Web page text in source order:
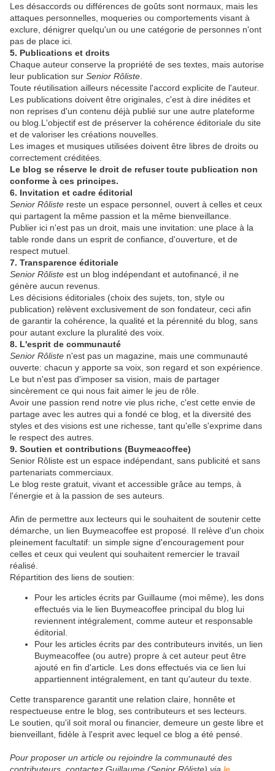
Les désaccords ou différences de goûts sont normaux, mais les
attaques personnelles, moqueries ou comportements visant à
exclure, dénigrer quelqu'un ou une catégorie de personnes n'ont
pas de place ici.
5. Publications et droits
Chaque auteur conserve la propriété de ses textes, mais autorise
leur publication sur Senior Rôliste
Toute réutilisation ailleurs nécessite l'accord explicite de l'auteur.
Les publications doivent être originales, c'est à dire inédites et
non reprises d'un contenu déjà publié sur une autre plateforme
ou blog.L'objectif est de préserver la cohérence éditoriale du site
et de valoriser les créations nouvelles.
Les images et musiques utilisées doivent être libres de droits ou
correctement créditées.
Le blog se réserve le droit de refuser toute publication non
conforme à ces principes.
6. Invitation et cadre éditorial
Senior Rôliste reste un espace personnel, ouvert à celles et ceux
qui partagent la même passion et la même bienveillance.
Publier ici n'est pas un droit, mais une invitation: une place à la
table ronde dans un esprit de confiance, d'ouverture, et de
respect mutuel.
7. Transparence éditoriale
Senior Rôliste est un blog indépendant et autofinancé, il ne
génère aucun revenus.
Les décisions éditoriales (choix des sujets, ton, style ou
publication) relèvent exclusivement de son fondateur, ceci afin
de garantir la cohérence, la qualité et la pérennité du blog, sans
pour autant exclure la pluralité des voix.
8. L'esprit de communauté
Senior Rôliste n'est pas un magazine, mais une communauté
ouverte: chacun y apporte sa voix, son regard et son expérience.
Le but n'est pas d'imposer sa vision, mais de partager
sincèrement ce qui nous fait aimer le jeu de rôle.
Avoir une passion rend notre vie plus riche, c'est cette envie de
partage avec les autres qui a fondé ce blog, et la diversité des
styles et des visions est une richesse, tant qu'elle s'exprime dans
le respect des autres.
9. Soutien et contributions (Buymeacoffee)
Senior Rôliste est un espace indépendant, sans publicité et sans
partenariats commerciaux.
Le blog reste gratuit, vivant et accessible grâce au temps, à
l'énergie et à la passion de ses auteurs.
Afin de permettre aux lecteurs qui le souhaitent de soutenir cette
démarche, un lien Buymeacoffee est proposé. Il relève d'un choix
pleinement facultatif: un simple signe d'encouragement pour
celles et ceux qui veulent qui souhaitent remercier le travail
réalisé.
Répartition des liens de soutien:
Pour les articles écrits par Guillaume (moi même), les dons
effectués via le lien Buymeacoffee principal du blog lui
reviennent intégralement, comme auteur et responsable
éditorial.
Pour les articles écrits par des contributeurs invités, un lien
Buymeacoffee (ou autre) propre à cet auteur peut être
ajouté en fin d'article. Les dons effectués via ce lien lui
appartiennent intégralement, en tant qu'auteur du texte.
Cette transparence garantit une relation claire, honnête et
respectueuse entre le blog, ses contributeurs et ses lecteurs.
Le soutien, qu'il soit moral ou financier, demeure un geste libre et
bienveillant, fidèle à l'esprit avec lequel ce blog a été pensé.
Pour proposer un article ou rejoindre la communauté des